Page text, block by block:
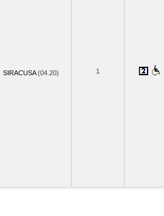
SIRACUSA(04.20) 1